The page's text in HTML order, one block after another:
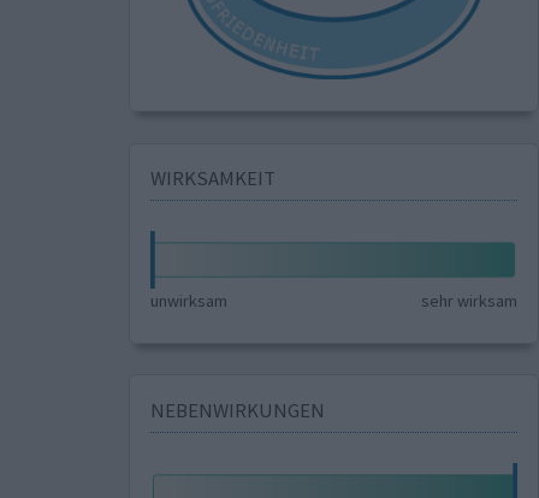
WIRKSAMKEIT
unwirksam sehr wirksam
NEBENWIRKUNGEN